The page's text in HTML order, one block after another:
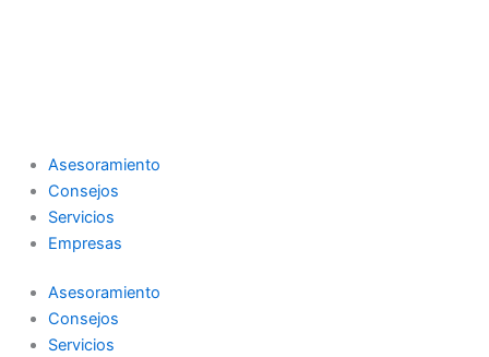
Asesoramiento
Consejos
Servicios
Empresas
Asesoramiento
Consejos
Servicios